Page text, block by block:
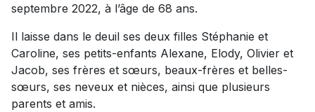
septembre 2022, à l’âge de 68 ans.
Il laisse dans le deuil ses deux filles Stéphanie et
Caroline, ses petits-enfants Alexane, Elody, Olivier et
Jacob, ses frères et sœurs, beaux-frères et belles-
sœurs, ses neveux et nièces, ainsi que plusieurs
parents et amis.